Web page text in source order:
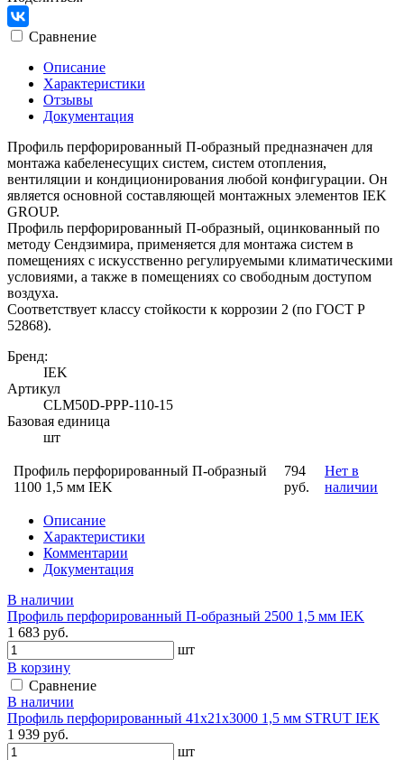
Сравнение
Описание
Характеристики
Отзывы
Документация
Профиль перфорированный П-образный предназначен для
монтажа кабеленесущих систем, систем отопления,
вентиляции и кондиционирования любой конфигурации. Он
является основной составляющей монтажных элементов IEK
GROUP.
Профиль перфорированный П-образный, оцинкованный по
методу Сендзимира, применяется для монтажа систем в
помещениях с искусственно регулируемыми климатическими
условиями, а также в помещениях со свободным доступом
воздуха.
Соответствует классу стойкости к коррозии 2 (по ГОСТ Р
52868).
Бренд:
IEK
Артикул
CLM50D-PPP-110-15
Базовая единица
шт
Профиль перфорированный П-образный
1100 1,5 мм IEK
794
руб.
Нет в
наличии
Описание
Характеристики
Комментарии
Документация
В наличии
Профиль перфорированный П-образный 2500 1,5 мм IEK
1 683 руб.
шт
В корзину
Сравнение
В наличии
Профиль перфорированный 41х21х3000 1,5 мм STRUT IEK
1 939 руб.
шт